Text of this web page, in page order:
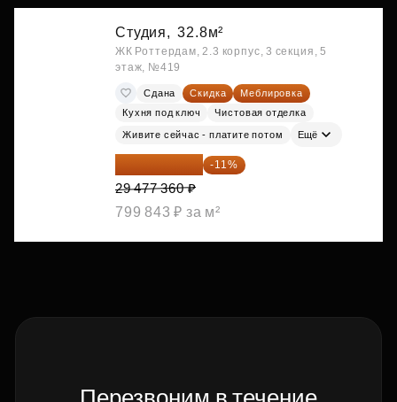
Студия, 32.8м²
ЖК Роттердам, 2.3 корпус, 3 секция, 5
этаж, №419
Сдана Скидка
Меблировка
Кухня под ключ
Чистовая отделка
Живите сейчас - платите потом Ещё
26 234 850 ₽ -11%
29 477 360 ₽
799 843 ₽ за м²